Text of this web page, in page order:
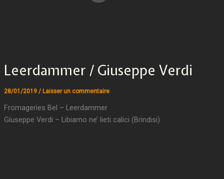
Leerdammer / Giuseppe Verdi
28/01/2019 / Laisser un commentaire
Fromageries Bel – Leerdammer
Giuseppe Verdi – Libiamo ne’ lieti calici (Brindisi)